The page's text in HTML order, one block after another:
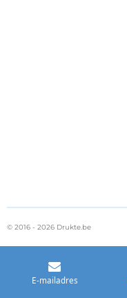
© 2016 - 2026 Drukte.be
E-mailadres